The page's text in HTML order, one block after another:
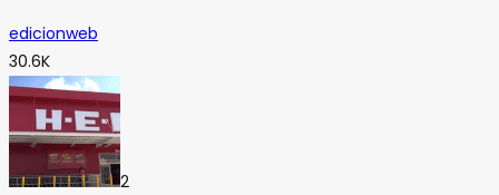
edicionweb
30.6K
2